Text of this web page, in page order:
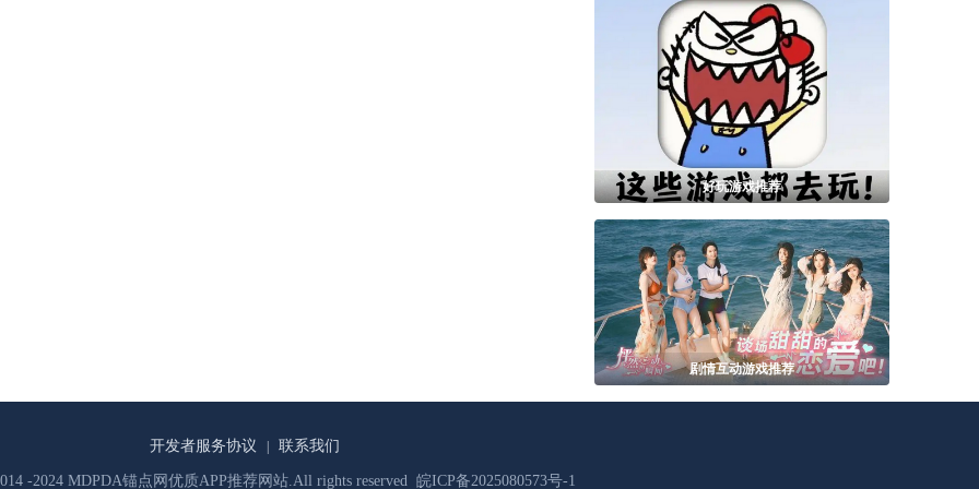
好玩游戏推荐
剧情互动游戏推荐
开发者服务协议 | 联系我们
-2024 MDPDA锚点网优质APP推荐网站.All rights reserved 皖ICP备2025080573号-1